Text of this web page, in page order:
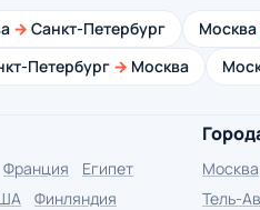
→ Санкт-Петербург Москва
Петербург → Москва
Франция
Египет
Финляндия
Москва
Тель-